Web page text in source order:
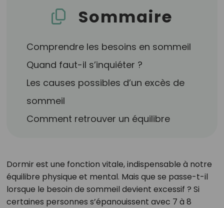
Sommaire
Comprendre les besoins en sommeil
Quand faut-il s’inquiéter ?
Les causes possibles d’un excès de
sommeil
Comment retrouver un équilibre
Dormir est une fonction vitale, indispensable à notre
équilibre physique et mental. Mais que se passe-t-il
lorsque le besoin de sommeil devient excessif ? Si
certaines personnes s’épanouissent avec 7 à 8